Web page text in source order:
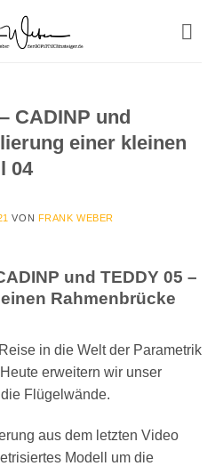
CADINP und
einer kleinen
04
VON FRANK WEBER
und TEDDY 05 –
Rahmenbrücke
in die Welt der Parametrik
erweitern wir unser
Flügelwände.
aus dem letzten Video
Modell um die